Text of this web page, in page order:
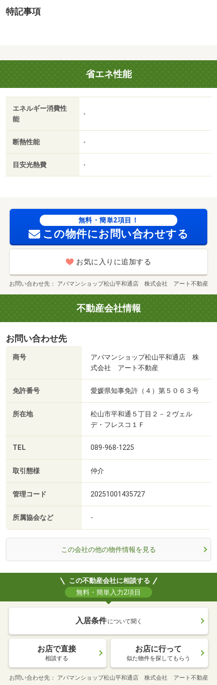
約個人負担分について】法人契約とする場合、個人負担
ライン内見も可能です♪自宅でも気になる物件が見学できま
す！お友達紹介キャンペーンも実施中！お気軽にお問い合
わせください！！・バイク置場：有・駐輪場：有/室内清掃
費用 55000円
特記事項
省エネ性能
エネルギー消費性
能
-
断熱性能 -
目安光熱費 -
無料・簡単2項目！
この物件にお問い合わせする
お気に入りに追加する
お問い合わせ先 アパマンショップ松山平和通店 株式会社 アート不動産
不動産会社情報
お問い合わせ先
商号
アパマンショップ松山平和通店 株
式会社 アート不動産
免許番号 愛媛県知事免許（４）第５０６３号
所在地
松山市平和通５丁目２－２ヴェル
デ・フレスコ１Ｆ
TEL 089-968-1225
取引態様 仲介
管理コード 20251001435727
所属協会など -
この会社の他の物件情報を見る
この不動産会社に相談する
無料・簡単入力2項目
入居条件 について聞く
お店で直接
相談する
お店に行って
似た物件を探してもらう
お問い合わせ先 アパマンショップ松山平和通店 株式会社 アート不動産